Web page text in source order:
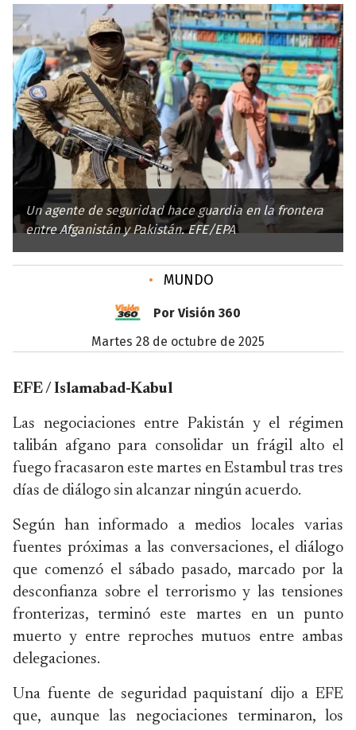
Un agente de seguridad hace guardia en la frontera
entre Afganistán y Pakistán. EFE/EPA
• MUNDO
Por Visión 360
martes 28 de octubre de 2025
EFE / Islamabad-Kabul
Las negociaciones entre Pakistán y el régimen
talibán afgano para consolidar un frágil alto el
fuego fracasaron este martes en Estambul tras tres
días de diálogo sin alcanzar ningún acuerdo.
Según han informado a medios locales varias
fuentes próximas a las conversaciones, el diálogo
que comenzó el sábado pasado, marcado por la
desconfianza sobre el terrorismo y las tensiones
fronterizas, terminó este martes en un punto
muerto y entre reproches mutuos entre ambas
delegaciones.
Una fuente de seguridad paquistaní dijo a EFE
que, aunque las negociaciones terminaron, los